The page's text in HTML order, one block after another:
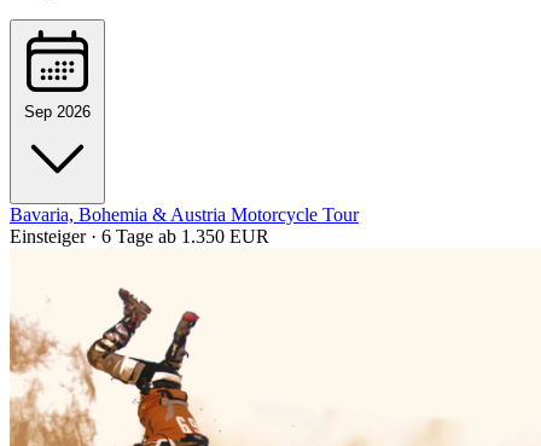
Sep 2026
Bavaria, Bohemia & Austria Motorcycle Tour
Einsteiger · 6 Tage ab 1.350 EUR